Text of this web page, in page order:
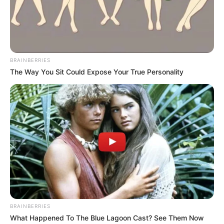
BOLÍVAR
MANTÉNGASE EN ALERTA
Tenemos todas las noticias que le
interesan. Para estar bien informado, por
favor, active las notificaciones de Alerta.
ACTIVAR AHORA
BRAINBERRIES
The Way You Sit Could Expose Your True Personality
BRAINBERRIES
What Happened To The Blue Lagoon Cast? See Them Now